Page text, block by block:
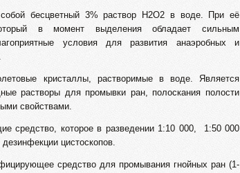
собой бесцветный 3% раствор Н2О2 в воде. При её
в момент выделения обладает сильным
условия для развития анаэробных и
кристаллы, растворимые в воде. Является
растворы для промывки ран, полоскания полости
свойствами.
средство, которое в разведении 1:10 000, 1:50 000
цистоскопов.
средство для промывания гнойных ран (1-